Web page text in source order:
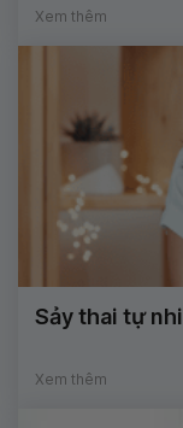
Xem thêm
Sảy thai tự
Xem thêm